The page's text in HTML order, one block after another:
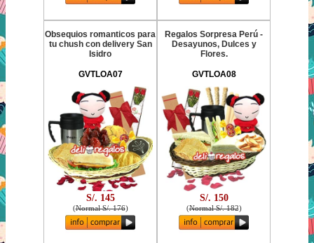
Obsequios romanticos para
tu chush con delivery San
Isidro
GVTLOA07
S/. 145
(Normal S/. 176)
Regalos Sorpresa Perú -
Desayunos, Dulces y
Flores.
GVTLOA08
S/. 150
(Normal S/. 182)